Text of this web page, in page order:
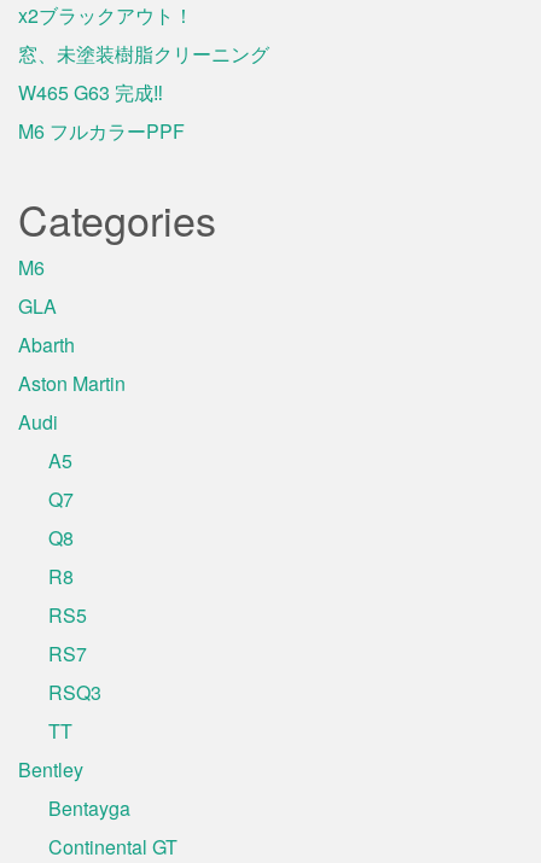
x2ブラックアウト！
窓、未塗装樹脂クリーニング
W465 G63 完成‼️
M6 フルカラーPPF
Categories
M6
GLA
Abarth
Aston Martin
Audi
A5
Q7
Q8
R8
RS5
RS7
RSQ3
TT
Bentley
Bentayga
Continental GT